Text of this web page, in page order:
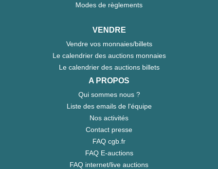
Modes de règlements
VENDRE
Vendre vos monnaies/billets
Le calendrier des auctions monnaies
Le calendrier des auctions billets
A PROPOS
Qui sommes nous ?
Liste des emails de l'équipe
Nos activités
Contact presse
FAQ cgb.fr
FAQ E-auctions
FAQ internet/live auctions